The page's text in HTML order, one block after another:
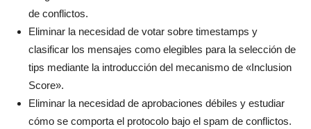
de conflictos.
Eliminar la necesidad de votar sobre timestamps y
clasificar los mensajes como elegibles para la selección de
tips mediante la introducción del mecanismo de «Inclusion
Score».
Eliminar la necesidad de aprobaciones débiles y estudiar
cómo se comporta el protocolo bajo el spam de conflictos.